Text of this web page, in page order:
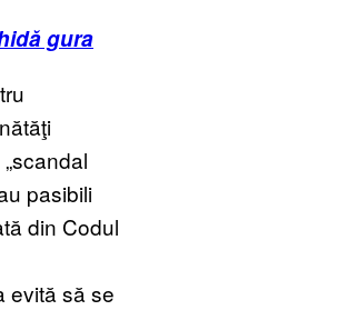
gura
pasibili
din Codul
evită să se